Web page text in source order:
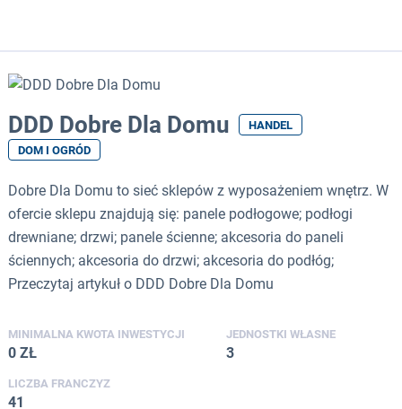
DDD Dobre Dla Domu
HANDEL
DOM I OGRÓD
Dobre Dla Domu to sieć sklepów z wyposażeniem wnętrz. W
ofercie sklepu znajdują się: panele podłogowe; podłogi
drewniane; drzwi; panele ścienne; akcesoria do paneli
ściennych; akcesoria do drzwi; akcesoria do podłóg;
Przeczytaj artykuł o DDD Dobre Dla Domu
MINIMALNA KWOTA INWESTYCJI
0 ZŁ
JEDNOSTKI WŁASNE
3
LICZBA FRANCZYZ
41